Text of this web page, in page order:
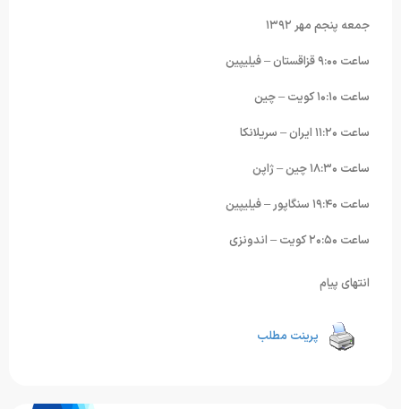
جمعه پنجم مهر ١٣٩٢
ساعت ٩:۰۰ قزاقستان – فیلیپین
ساعت ١۰:١۰ کویت – چین
ساعت ١١:٢۰ ایران – سریلانکا
ساعت ١٨:٣۰ چین – ژاپن
ساعت ١٩:۴۰ سنگاپور – فیلیپین
ساعت ٢۰:۵۰ کویت – اندونزی
انتهای پیام
پرینت مطلب